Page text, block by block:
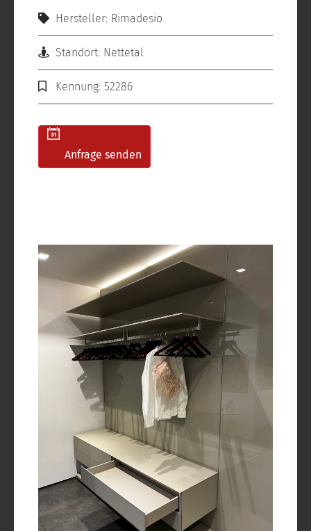
Hersteller: Rimadesio
Standort: Nettetal
Kennung: 52286
Anfrage senden